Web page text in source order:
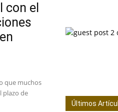
el
que muchos
plazo de
Últimos